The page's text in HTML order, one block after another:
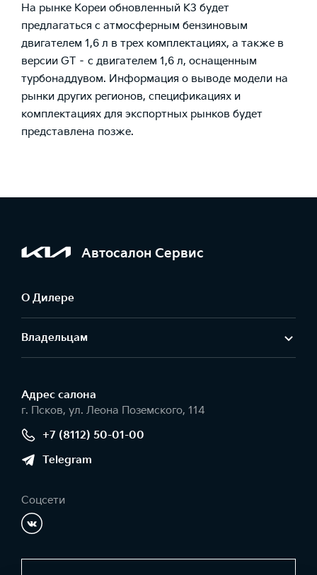
На рынке Кореи обновленный K3 будет
предлагаться с атмосферным бензиновым
двигателем 1,6 л в трех комплектациях, а также в
версии GT – с двигателем 1,6 л, оснащенным
турбонаддувом. Информация о выводе модели на
рынки других регионов, спецификациях и
комплектациях для экспортных рынков будет
представлена позже.
Автосалон Сервис
О Дилере
Владельцам
Адрес салонa
г. Псков, ул. Леона Поземского, 114
+7 (8112) 50-01-00
Telegram
Соцсети